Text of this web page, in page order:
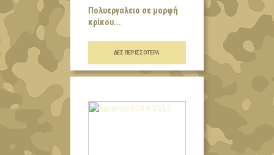
Πολυεργαλειο σε μορφή
κρίκου...
ΔΕΣ ΠΕΡΙΣΣΌΤΕΡΑ